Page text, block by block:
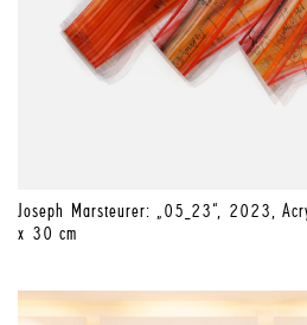
Joseph Marsteurer: „05_23“, 2023,
x 30 cm